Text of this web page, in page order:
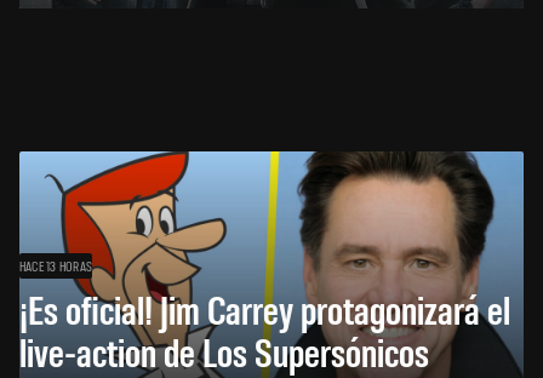
HACE 13 HORAS
¡Es oficial! Jim Carrey protagonizará el
live-action de Los Supersónicos